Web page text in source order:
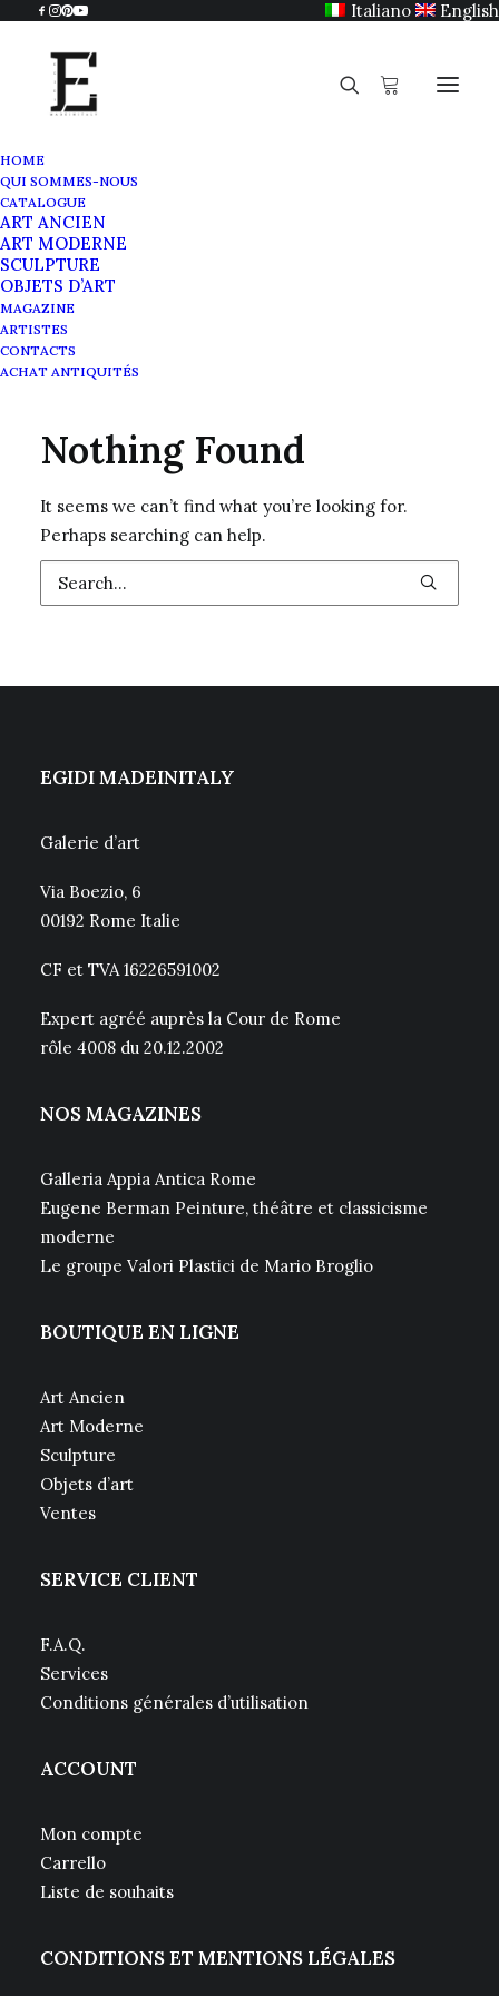
Italiano English
HOME
QUI SOMMES-NOUS
CATALOGUE
ART ANCIEN
ART MODERNE
SCULPTURE
OBJETS D’ART
MAGAZINE
ARTISTES
CONTACTS
ACHAT ANTIQUITÉS
Nothing Found
It seems we can’t find what you’re looking for.
Perhaps searching can help.
EGIDI MADEINITALY
Galerie d’art
Via Boezio, 6
00192 Rome Italie
CF et TVA 16226591002
Expert agréé auprès la Cour de Rome
rôle 4008 du 20.12.2002
NOS MAGAZINES
Galleria Appia Antica Rome
Eugene Berman Peinture, théâtre et classicisme
moderne
Le groupe Valori Plastici de Mario Broglio
BOUTIQUE EN LIGNE
Art Ancien
Art Moderne
Sculpture
Objets d’art
Ventes
SERVICE CLIENT
F.A.Q.
Services
Conditions générales d’utilisation
ACCOUNT
Mon compte
Carrello
Liste de souhaits
CONDITIONS ET MENTIONS LÉGALES